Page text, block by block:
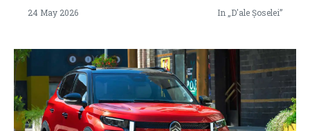
24 May 2026 In „D'ale Șoselei”